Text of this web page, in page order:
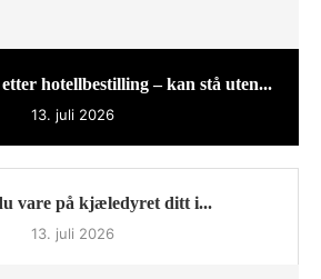
hotellbestilling – kan stå uten...
13. juli 2026
vare på kjæledyret ditt i...
13. juli 2026